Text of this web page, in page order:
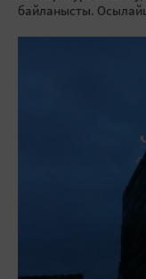
байланысты.